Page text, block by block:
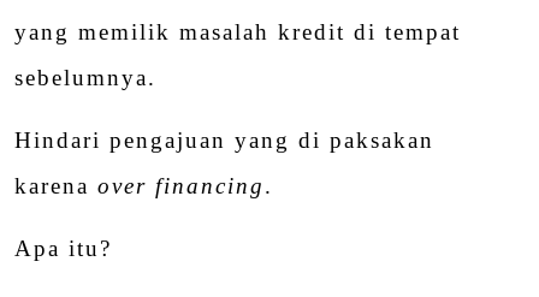
yang memilik masalah kredit di tempat
sebelumnya.
Hindari pengajuan yang di paksakan
karena over financing.
Apa itu?